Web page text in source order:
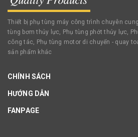
Thiết bị phụ tùng máy công trình chuyên
tùng bơm thủy lực, Phụ tùng phớt thủy lực,
công tác, Phụ tùng motor di chuyển - quay
sản phẩm khác
CHÍNH SÁCH
HƯỚNG DẪN
FANPAGE